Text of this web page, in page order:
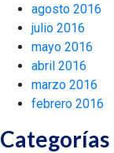
agosto 2016
julio 2016
mayo 2016
abril 2016
marzo 2016
febrero 2016
Categorías